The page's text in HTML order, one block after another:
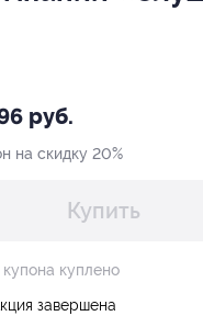
руб.
на скидку 20%
Купить
купона куплено
завершена